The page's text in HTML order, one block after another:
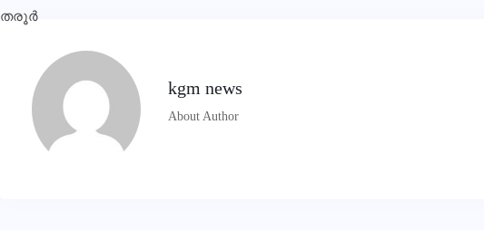
kgm news
About Author